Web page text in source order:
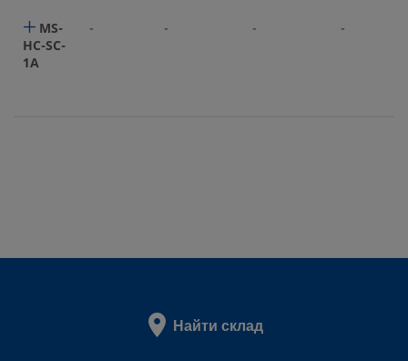
MS-
HC-SC-
1A
- - - -
Найти склад